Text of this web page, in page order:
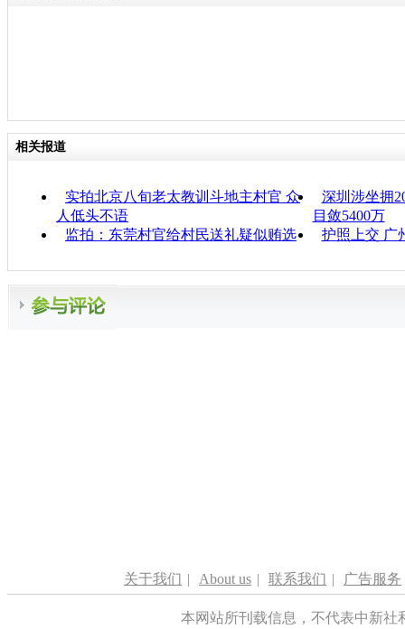
相关报道
实拍北京八旬老太教训斗地主村官 众
人低头不语
深圳涉坐拥
目敛5400万
监拍：东莞村官给村民送礼疑似贿选
护照上交 广
关于我们 | About us | 联系我们 | 广告服务
本网站所刊载信息，不代表中新